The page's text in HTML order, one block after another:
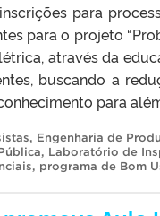
para
para o projeto
através da
buscando a
para
, Engenharia de
, Laboratório de
, programa de Bom